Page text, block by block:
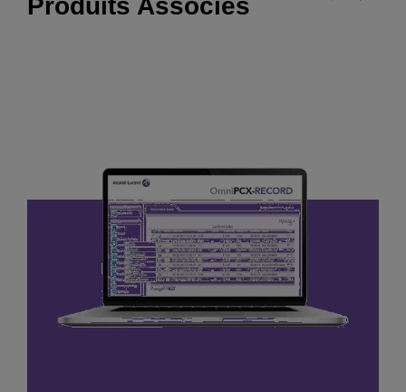
Produits Associés
Soft Panel Manager